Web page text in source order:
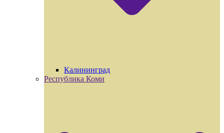
Калининград
Республика Коми